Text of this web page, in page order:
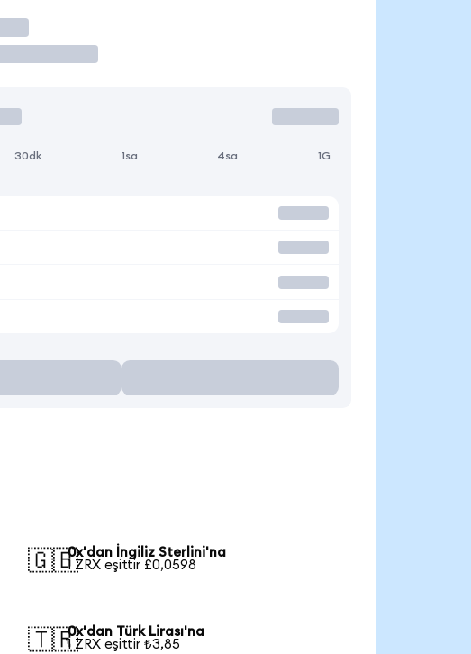
30dk 1sa 4sa 1G
🇬🇧0x'dan İngiliz Sterlini'na
1 ZRX eşittir £0,0598
🇹🇷0x'dan Türk Lirası'na
1 ZRX eşittir ₺3,85